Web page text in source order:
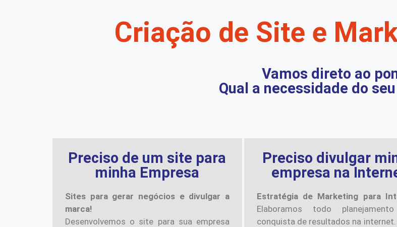
Criação de Site e
Vamos direto ao
Qual a necessidade do
Preciso de um site para
minha Empresa
Sites para gerar negócios e divulgar a
marca!
Desenvolvemos o site para sua empresa
Preciso divulgar
empresa na
Estratégia de Marketing para
Elaboramos todo
conquista de resultados na internet.